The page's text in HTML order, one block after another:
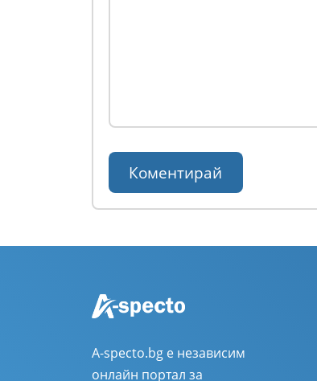
A-specto.bg е независим
онлайн портал за